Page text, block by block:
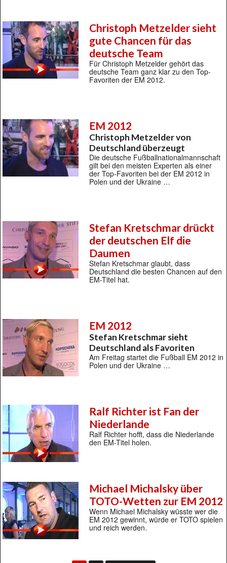
Christoph Metzelder sieht
gute Chancen für das
deutsche Team
Für Christoph Metzelder gehört das
deutsche Team ganz klar zu den Top-
Favoriten der EM 2012.
EM 2012
Christoph Metzelder von
Deutschland überzeugt
Die deutsche Fußballnationalmannschaft
gilt bei den meisten Experten als einer
der Top-Favoriten bei der EM 2012 in
Polen und der Ukraine …
Stefan Kretschmar drückt
der deutschen Elf die
Daumen
Stefan Kretschmar glaubt, dass
Deutschland die besten Chancen auf den
EM-Titel hat.
EM 2012
Stefan Kretschmar sieht
Deutschland als Favoriten
Am Freitag startet die Fußball EM 2012 in
Polen und der Ukraine …
Ralf Richter ist Fan der
Niederlande
Ralf Richter hofft, dass die Niederlande
den EM-Titel holen.
Michael Michalsky über
TOTO-Wetten zur EM 2012
Wenn Michael Michalsky wüsste wer die
EM 2012 gewinnt, würde er TOTO spielen
und reich werden.